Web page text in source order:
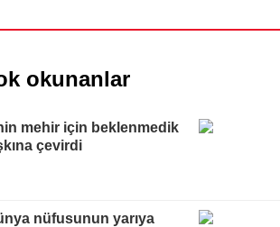
okunanlar
mehir için beklenmedik
çevirdi
nüfusunun yarıya